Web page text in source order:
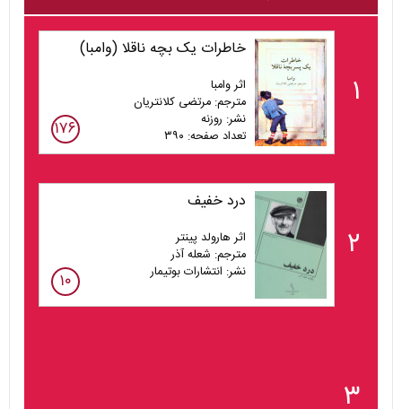
۱
خاطرات یک بچه ناقلا (وامبا)
اثر وامبا
مترجم: مرتضی کلانتریان
نشر: روزنه
تعداد صفحه: ۳۹۰
۱۷۶
۲
درد خفیف
اثر هارولد پینتر
مترجم: شعله آذر
نشر: انتشارات بوتیمار
۱۰
۳